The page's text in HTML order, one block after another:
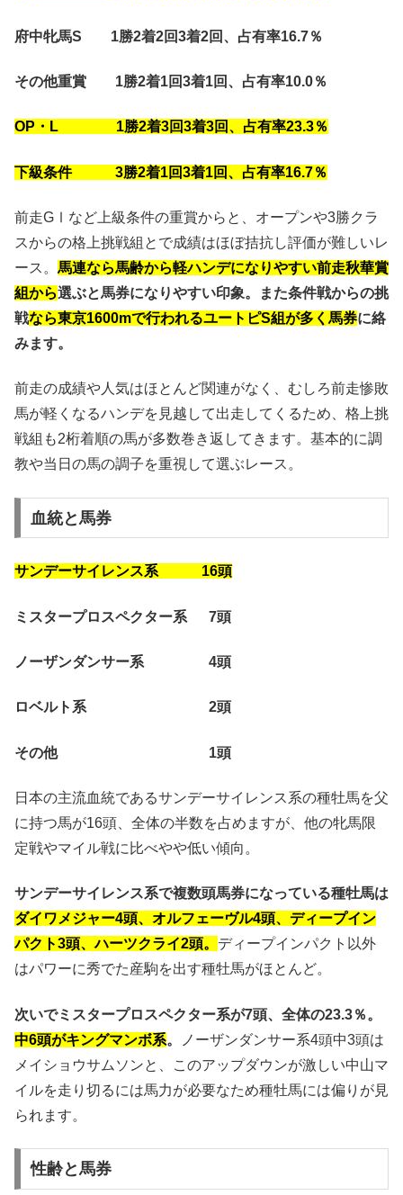
府中牝馬S 1勝2着2回3着2回、占有率16.7％
その他重賞 1勝2着1回3着1回、占有率10.0％
OP・L 1勝2着3回3着3回、占有率23.3％
下級条件 3勝2着1回3着1回、占有率16.7％
前走GⅠなど上級条件の重賞からと、オープンや3勝クラ
スからの格上挑戦組とで成績はほぼ拮抗し評価が難しいレ
ース。 馬連なら馬齢から軽ハンデになりやすい前走秋華賞
組から選ぶと馬券になりやすい印象。また条件戦からの挑
戦なら東京1600mで行われるユートピS組が多く馬券に絡
みます。
前走の成績や人気はほとんど関連がなく、むしろ前走惨敗
馬が軽くなるハンデを見越して出走してくるため、格上挑
戦組も2桁着順の馬が多数巻き返してきます。基本的に調
教や当日の馬の調子を重視して選ぶレース。
血統と馬券
サンデーサイレンス系 16頭
ミスタープロスペクター系 7頭
ノーザンダンサー系 4頭
ロベルト系 2頭
その他 1頭
日本の主流血統であるサンデーサイレンス系の種牡馬を父
に持つ馬が16頭、全体の半数を占めますが、他の牝馬限
定戦やマイル戦に比べやや低い傾向。
サンデーサイレンス系で複数頭馬券になっている種牡馬は
ダイワメジャー4頭、オルフェーヴル4頭、ディープイン
パクト3頭、ハーツクライ2頭。 ディープインパクト以外
はパワーに秀でた産駒を出す種牡馬がほとんど。
次いでミスタープロスペクター系が7頭、全体の23.3％。
中6頭がキングマンボ系。
ノーザンダンサー系4頭中3頭は
メイショウサムソンと、このアップダウンが激しい中山マ
イルを走り切るには馬力が必要なため種牡馬には偏りが見
られます。
性齢と馬券